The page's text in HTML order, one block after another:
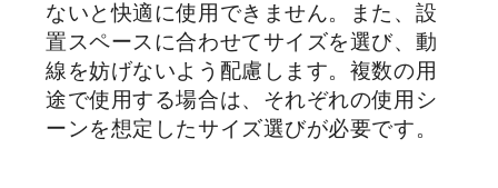
ないと快適に使用できません。また、設
置スペースに合わせてサイズを選び、動
線を妨げないよう配慮します。複数の用
途で使用する場合は、それぞれの使用シ
ーンを想定したサイズ選びが必要です。